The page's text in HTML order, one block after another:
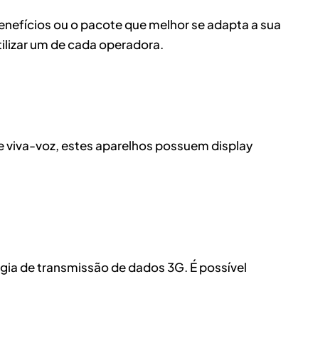
ou o pacote que melhor se adapta a sua
um de cada operadora.
voz, estes aparelhos possuem display
de transmissão de dados 3G. É possível